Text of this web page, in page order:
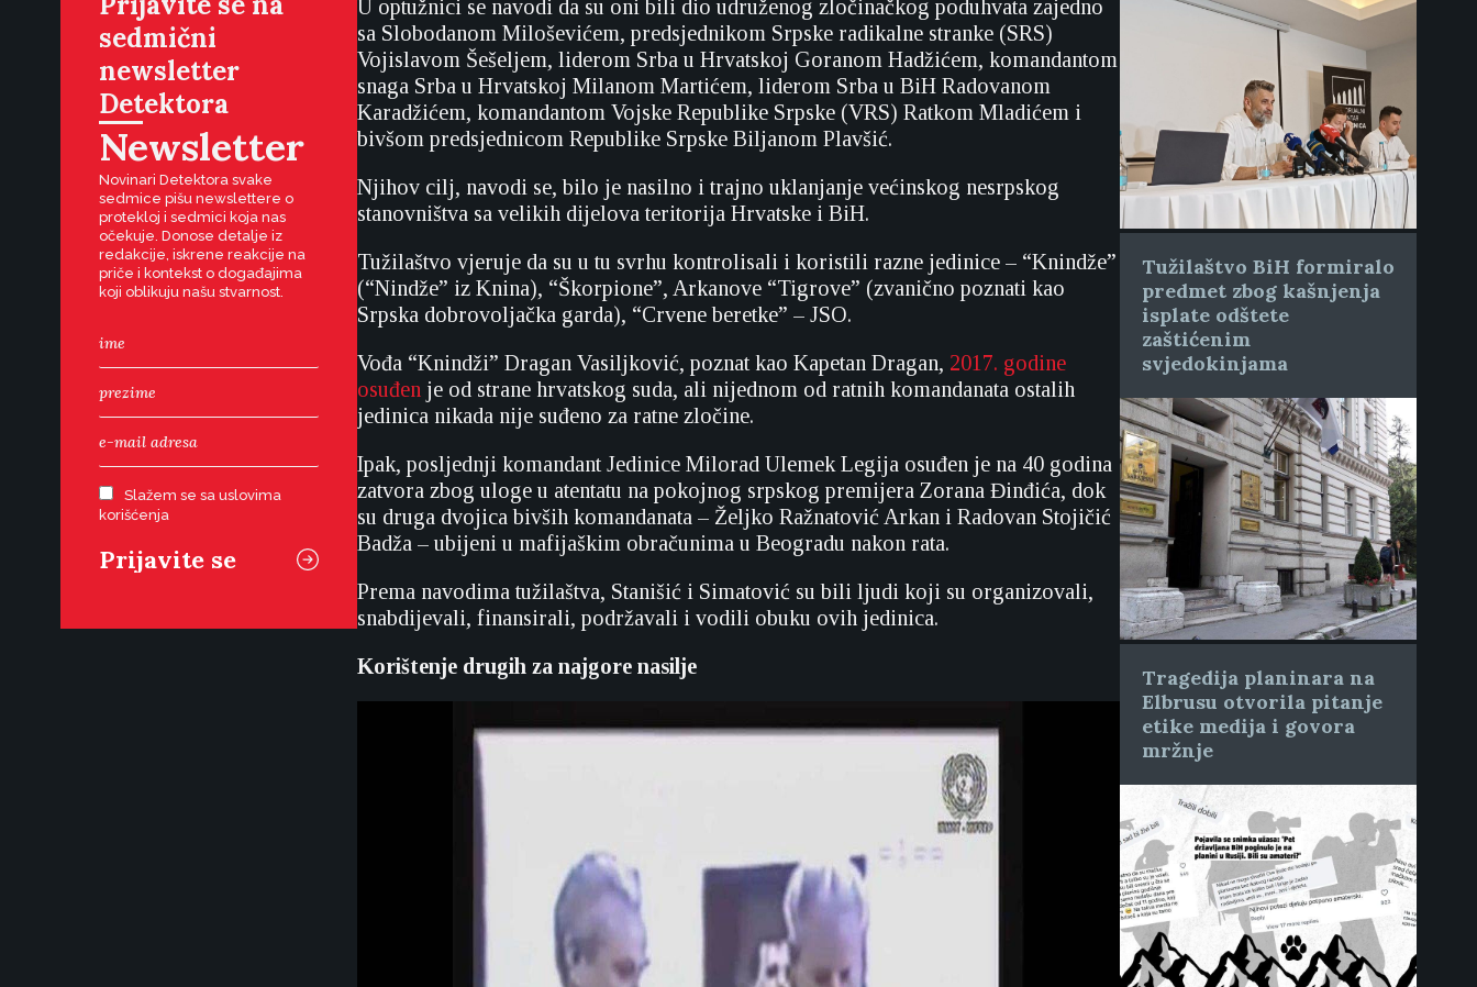
sedmični
newsletter
Detektora
Newsletter
Novinari Detektora svake
sedmice pišu newslettere o
protekloj i sedmici koja nas
očekuje. Donose detalje iz
redakcije, iskrene reakcije na
priče i kontekst o događajima
koji oblikuju našu stvarnost.
Slažem se sa uslovima
korišćenja
U optužnici se navodi da su oni bili dio udruženog zločinačkog poduhvata zajedno
sa Slobodanom Miloševićem, predsjednikom Srpske radikalne stranke (SRS)
Vojislavom Šešeljem, liderom Srba u Hrvatskoj Goranom Hadžićem, komandantom
snaga Srba u Hrvatskoj Milanom Martićem, liderom Srba u BiH Radovanom
Karadžićem, komandantom Vojske Republike Srpske (VRS) Ratkom Mladićem i
bivšom predsjednicom Republike Srpske Biljanom Plavšić.
Njihov cilj, navodi se, bilo je nasilno i trajno uklanjanje većinskog nesrpskog
stanovništva sa velikih dijelova teritorija Hrvatske i BiH.
Tužilaštvo vjeruje da su u tu svrhu kontrolisali i koristili razne jedinice – “Knindže”
(“Nindže” iz Knina), “Škorpione”, Arkanove “Tigrove” (zvanično poznati kao
Srpska dobrovoljačka garda), “Crvene beretke” – JSO.
Vođa “Knindži” Dragan Vasiljković, poznat kao Kapetan Dragan, 2017. godine
osuđen je od strane hrvatskog suda, ali nijednom od ratnih komandanata ostalih
jedinica nikada nije suđeno za ratne zločine.
Ipak, posljednji komandant Jedinice Milorad Ulemek Legija osuđen je na 40 godina
zatvora zbog uloge u atentatu na pokojnog srpskog premijera Zorana Đinđića, dok
su druga dvojica bivših komandanata – Željko Ražnatović Arkan i Radovan Stojičić
Badža – ubijeni u mafijaškim obračunima u Beogradu nakon rata.
Prema navodima tužilaštva, Stanišić i Simatović su bili ljudi koji su organizovali,
snabdijevali, finansirali, podržavali i vodili obuku ovih jedinica.
Korištenje drugih za najgore nasilje
Tužilaštvo BiH formiralo
predmet zbog kašnjenja
isplate odštete
zaštićenim
svjedokinjama
Tragedija planinara na
Elbrusu otvorila pitanje
etike medija i govora
mržnje